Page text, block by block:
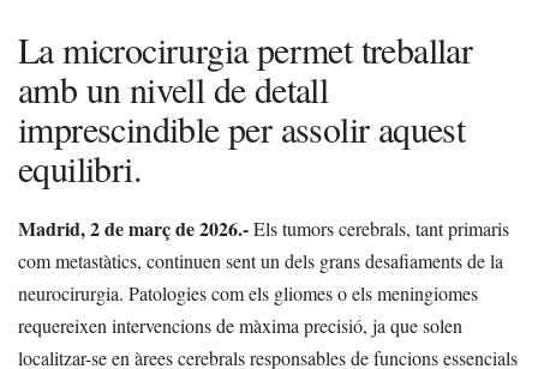
La microcirurgia permet treballar
amb un nivell de detall
imprescindible per assolir aquest
equilibri.
Madrid, 2 de març de 2026.-Els tumors cerebrals, tant primaris
com metastàtics, continuen sent un dels grans desafiaments de la
neurocirurgia. Patologies com els gliomes o els meningiomes
requereixen intervencions de màxima precisió, ja que solen
localitzar-se en àrees cerebrals responsables de funcions essencials